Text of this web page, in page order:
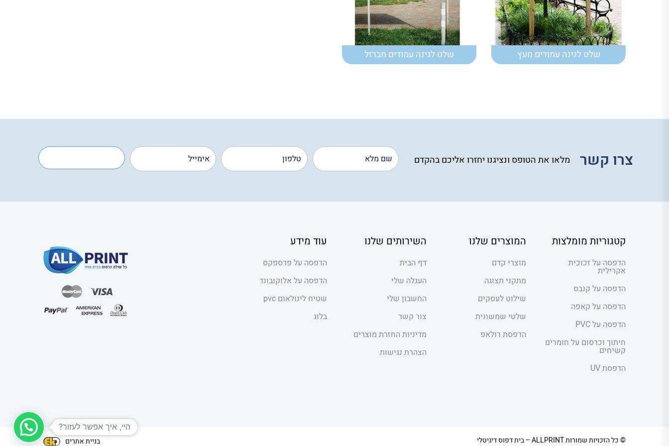
שלט לגינה עמודים מעץ שלט לגינה עמודים מברזל
צרו קשר מלאו את הטופס ונציגנו יחזרו אליכם בהקדם
קטגוריות מומלצות
הדפסה על זכוכית
אקרילית
הדפסה על קנבס
הדפסה על קאפה
הדפסה על PVC
חיתוך וכרסום על חומרים
קשיחים
הדפסת UV
המוצרים שלנו
מוצרי קדם
מתקני תצוגה
שילוט לעסקים
שלטי שמשונית
הדפסת רולאפ
השירותים שלנו
דף הבית
העגלה שלי
החשבון שלי
צור קשר
מדיניות החזרת מוצרים
הצהרת נגישות
עוד מידע
הדפסה על פרספקס
הדפסה על אלוקובונד
שטיח לינולאום pvc
בלוג
© כל הזכויות שמורות ALLPRINT – בית דפוס דיגיטלי בניית אתרים
היי, איך אפשר לעזור?